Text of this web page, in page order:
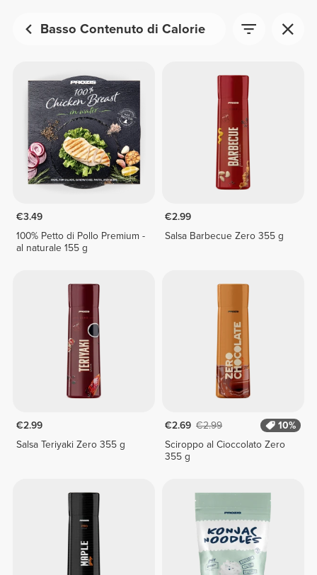
Basso Contenuto di Calorie
€3.49
100% Petto di Pollo Premium -
al naturale 155 g
€2.99
Salsa Barbecue Zero 355 g
€2.99
Salsa Teriyaki Zero 355 g
€2.69 €2.99
10%
Sciroppo al Cioccolato Zero
355 g